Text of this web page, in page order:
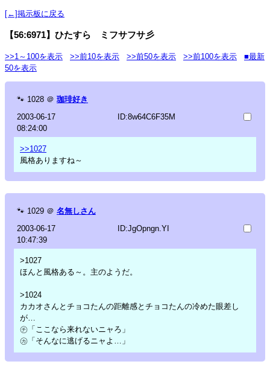
[←]掲示板に戻る
【56:6971】ひたすら ミフサフサ彡
>>1～100を表示 >>前10を表示 >>前50を表示 >>前100を表示
■最新
50を表示
🐾 1028 ＠ 珈琲好き
2003-06-17
08:24:00
ID:8w64C6F35M
>>1027
風格ありますね～
🐾 1029 ＠ 名無しさん
2003-06-17
10:47:39
ID:JgOpngn.YI
>1027
ほんと風格ある～。主のようだ。
>1024
カカオさんとチョコたんの距離感とチョコたんの冷めた眼差し
が…
㋠「ここなら来れないニャろ」
㋕「そんなに逃げるニャよ…」